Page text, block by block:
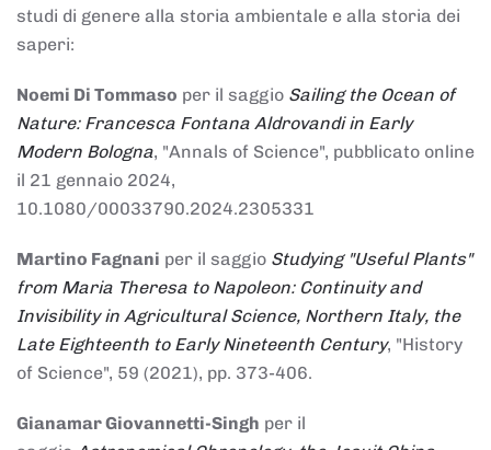
studi di genere alla storia ambientale e alla storia dei
saperi:
Noemi Di Tommaso per il saggio Sailing the Ocean of
Nature: Francesca Fontana Aldrovandi in Early
Modern Bologna, "Annals of Science", pubblicato online
il 21 gennaio 2024,
10.1080/00033790.2024.2305331
Martino Fagnani per il saggio Studying "Useful Plants"
from Maria Theresa to Napoleon: Continuity and
Invisibility in Agricultural Science, Northern Italy, the
Late Eighteenth to Early Nineteenth Century, "History
of Science", 59 (2021), pp. 373-406.
Gianamar Giovannetti-Singh per il